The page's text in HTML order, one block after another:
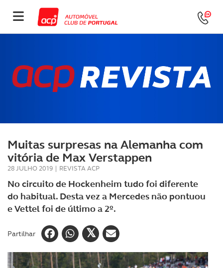
Muitas surpresas na Alemanha com
vitória de Max Verstappen
28 JULHO 2019 | REVISTA ACP
No circuito de Hockenheim tudo foi diferente
do habitual. Desta vez a Mercedes não pontuou
e Vettel foi de último a 2º.
Partilhar